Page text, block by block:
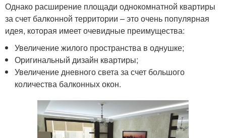
Однако расширение площади однокомнатной квартиры
за счет балконной территории – это очень популярная
идея, которая имеет очевидные преимущества:
Увеличение жилого пространства в однушке;
Оригинальный дизайн квартиры;
Увеличение дневного света за счет большого
количества балконных окон.